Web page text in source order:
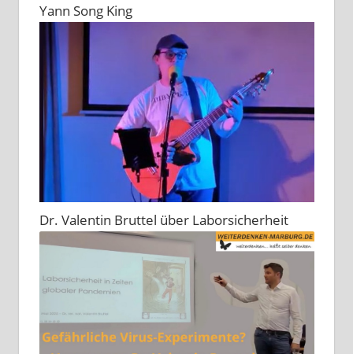
Yann Song King
Dr. Valentin Bruttel über Laborsicherheit